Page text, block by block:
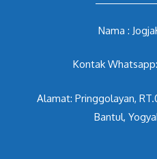
Nama :
Kontak
Alamat: Pringgolayan,
Bantul,